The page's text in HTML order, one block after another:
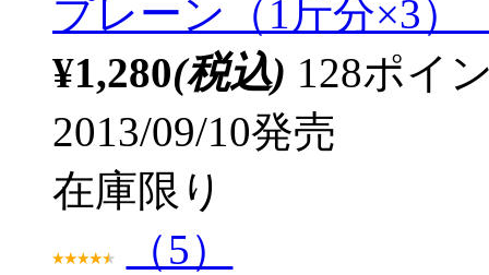
プレーン（1斤分×3
¥1,280(税込) 128ポイ
2013/09/10発売
在庫限り
（5）